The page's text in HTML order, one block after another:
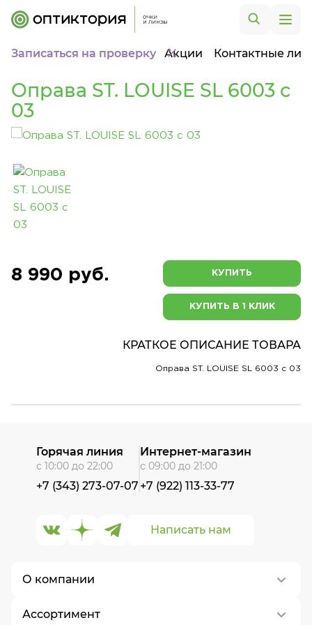
Записаться на проверку Акции Контактные
Оправа ST. LOUISE SL 6003 c
03
8 990 руб. КУПИТЬ
КУПИТЬ В 1 КЛИК
КРАТКОЕ ОПИСАНИЕ ТОВАРА
Оправа ST. LOUISE SL 6003 c 03
О компании
О нас
Ассортимент
Написать нам
Горячая линия
с 10:00 до 22:00
+7 (343) 273-07-07
Интернет-магазин
с 09:00 до 21:00
+7 (922) 113-33-77